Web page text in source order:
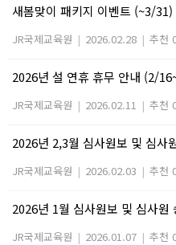
새봄맞이 패키지 이벤트 (~3/31)
JR국제교육원 | 2026.02.28 | 추천
2026년 설 연휴 휴무 안내 (2/
JR국제교육원 | 2026.02.11 | 추천
2026년 2,3월 심사원보 및 심사
JR국제교육원 | 2026.02.03 | 추천
2026년 1월 심사원보 및 심사
JR국제교육원 | 2026.01.07 | 추천